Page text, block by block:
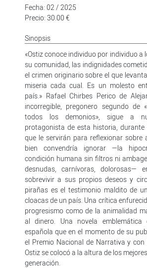
Fecha: 02 / 2025
Precio: 30.00 €
Sinopsis
«Ostiz conoce individuo por individuo a
su comunidad, las indignidades
el crimen originario sobre el que
miseria cada cual. Es un molesto
país.» Rafael Chirbes Perico de
incorregible, pregonero segundo de
todos los demonios», sigue a
protagonista de esta historia,
que le servirán para reflexionar sobre
bien convendría ignorar —la
condición humana sin filtros ni
desnudas, carnívoras, dolorosas—
sobrevivir a sus propios deseos y
pirañas es el testimonio maldito de
cloacas de un país. Una crítica
progresismo como de la animalidad
al dinero. Una novela
española que en el momento de su
el Premio Nacional de Narrativa y con
Ostiz se colocó a la altura de los
generación.